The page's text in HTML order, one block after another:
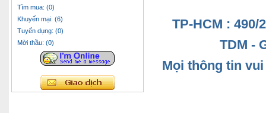
Tìm mua: (0)
Khuyến mại: (6)
Tuyển dụng: (0)
Mời thầu: (0)
TP-HCM : 490/
TDM -
Mọi thông tin